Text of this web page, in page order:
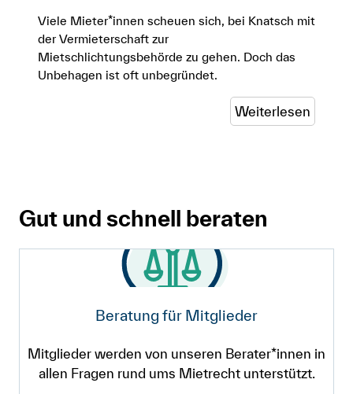
Viele Mieter*innen scheuen sich, bei Knatsch mit
der Vermieterschaft zur
Mietschlichtungsbehörde zu gehen. Doch das
Unbehagen ist oft unbegründet.
Weiterlesen
Gut und schnell beraten
Beratung für Mitglieder
Mitglieder werden von unseren Berater*innen in
allen Fragen rund ums Mietrecht unterstützt.